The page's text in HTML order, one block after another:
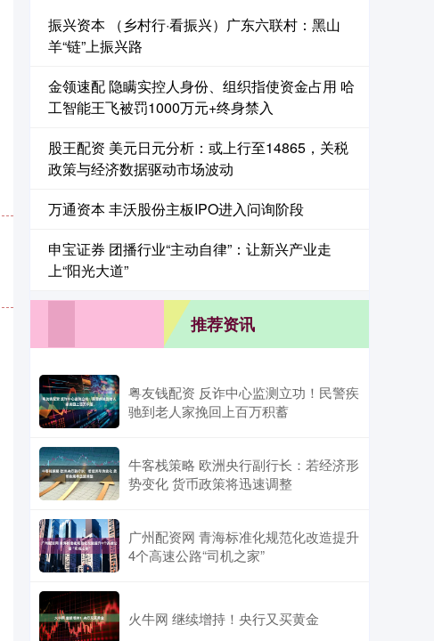
振兴资本 （乡村行·看振兴）广东六联村：黑山
羊“链”上振兴路
金领速配 隐瞒实控人身份、组织指使资金占用 哈
工智能王飞被罚1000万元+终身禁入
股王配资 美元日元分析：或上行至14865，关税
政策与经济数据驱动市场波动
万通资本 丰沃股份主板IPO进入问询阶段
申宝证券 团播行业“主动自律”：让新兴产业走
上“阳光大道”
推荐资讯
粤友钱配资 反诈中心监测立功！民警疾
驰到老人家挽回上百万积蓄
牛客栈策略 欧洲央行副行长：若经济形
势变化 货币政策将迅速调整
广州配资网 青海标准化规范化改造提升
4个高速公路“司机之家”
火牛网 继续增持！央行又买黄金